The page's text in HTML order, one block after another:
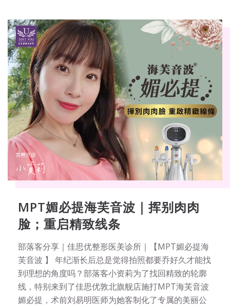
MPT媚必提海芙音波｜挥别肉肉
脸；重启精致线条
部落客分享｜佳思优整形医美诊所｜【MPT媚必提海
芙音波 】 年纪渐长后总是觉得拍照都要乔好久才能找
到理想的角度吗？部落客小资莉为了找回精致的轮廓
线，特别来到了佳思优敦北旗舰店施打MPT海芙音波
媚必提，术前刘易明医师为她客制化了专属的美丽公